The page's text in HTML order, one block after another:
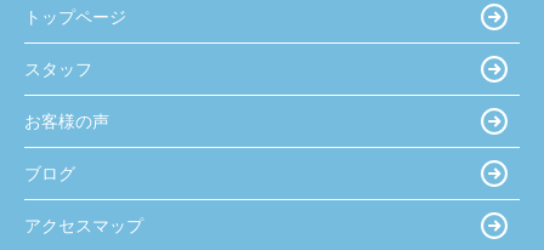
トップページ
スタッフ
お客様の声
ブログ
アクセスマップ